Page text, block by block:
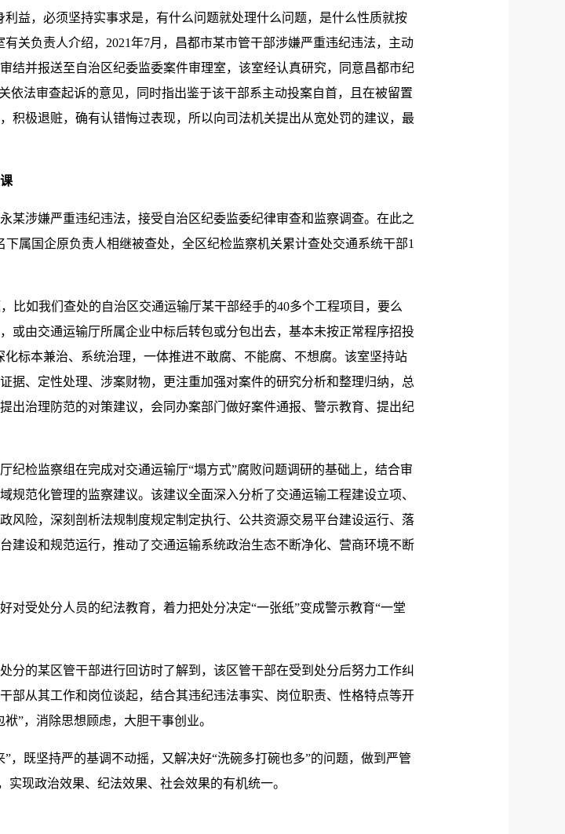
，必须坚持实事求是，有什么问题就处理什么问题，是什么性质就按
关负责人介绍，2021年7月，昌都市某市管干部涉嫌严重违纪违法，主动
结并报送至自治区纪委监委案件审理室，该室经认真研究，同意昌都市纪
依法审查起诉的意见，同时指出鉴于该干部系主动投案自首，且在被留置
积极退赃，确有认错悔过表现，所以向司法机关提出从宽处罚的建议，最
涉嫌严重违纪违法，接受自治区纪委监委纪律审查和监察调查。在此之
属国企原负责人相继被查处，全区纪检监察机关累计查处交通系统干部1
如我们查处的自治区交通运输厅某干部经手的40多个工程项目，要么
或由交通运输厅所属企业中标后转包或分包出去，基本未按正常程序招投
标本兼治、系统治理，一体推进不敢腐、不能腐、不想腐。该室坚持站
据、定性处理、涉案财物，更注重加强对案件的研究分析和整理归纳，总
出治理防范的对策建议，会同办案部门做好案件通报、警示教育、提出纪
检监察组在完成对交通运输厅“塌方式”腐败问题调研的基础上，结合审
范化管理的监察建议。该建议全面深入分析了交通运输工程建设立项、
风险，深刻剖析法规制度规定制定执行、公共资源交易平台建设运行、落
建设和规范运行，推动了交通运输系统政治生态不断净化、营商环境不断
受处分人员的纪法教育，着力把处分决定“一张纸”变成警示教育“一堂
的某区管干部进行回访时了解到，该区管干部在受到处分后努力工作纠
部从其工作和岗位谈起，结合其违纪违法事实、岗位职责、性格特点等开
”，消除思想顾虑，大胆干事创业。
既坚持严的基调不动摇，又解决好“洗碗多打碗也多”的问题，做到严管
现政治效果、纪法效果、社会效果的有机统一。